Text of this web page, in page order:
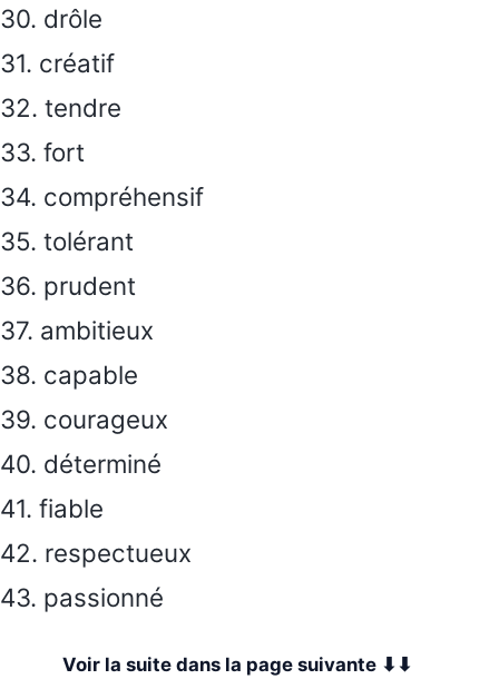
30. drôle
31. créatif
32. tendre
33. fort
34. compréhensif
35. tolérant
36. prudent
37. ambitieux
38. capable
39. courageux
40. déterminé
41. fiable
42. respectueux
43. passionné
Voir la suite dans la page suivante ⬇⬇